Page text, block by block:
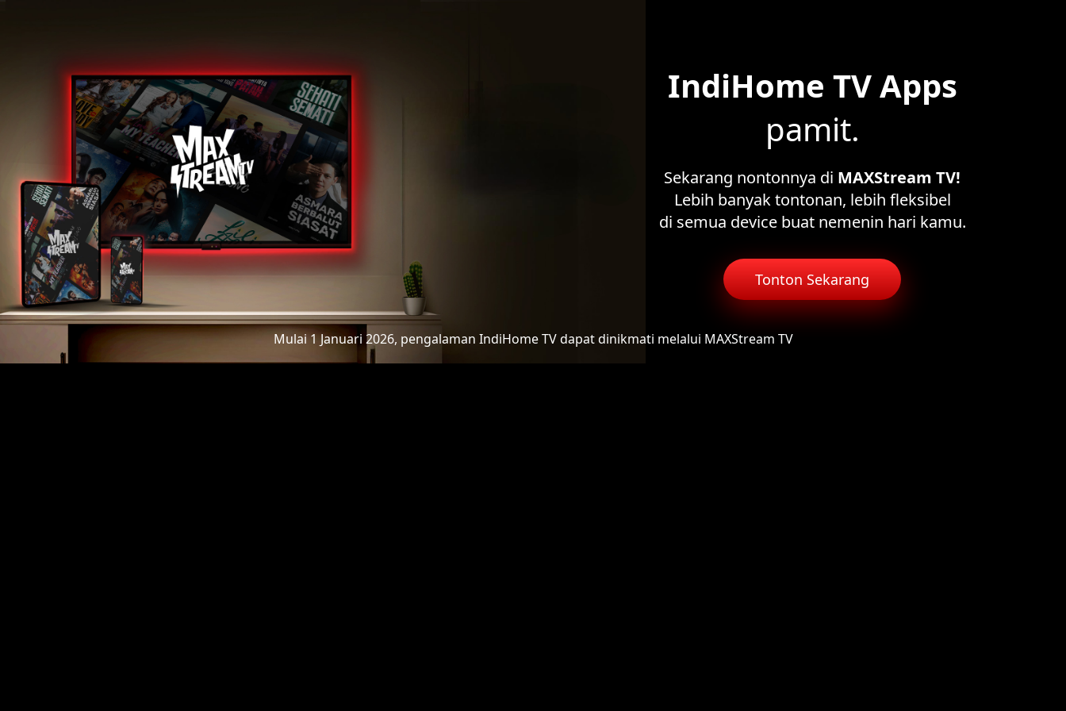
IndiHome TV Apps
pamit.
Sekarang nontonnya di MAXStream TV!
Lebih banyak tontonan, lebih fleksibel
di semua device buat nemenin hari kamu.
Tonton Sekarang
Mulai 1 Januari 2026, pengalaman IndiHome TVdapat dinikmati melalui MAXStream TV